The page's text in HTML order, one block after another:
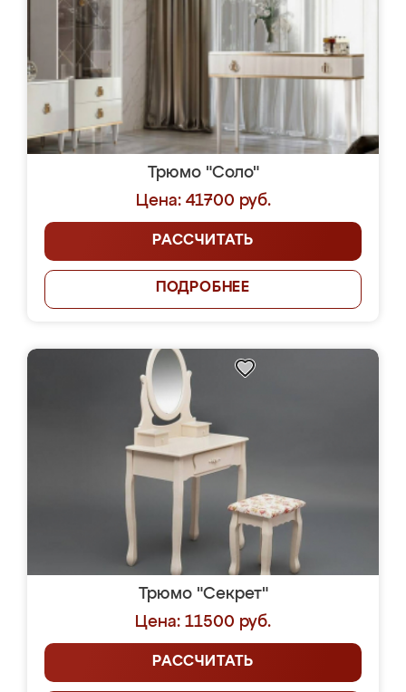
Трюмо "Соло"
Цена: 41700 руб.
РАССЧИТАТЬ
ПОДРОБНЕЕ
Трюмо "Секрет"
Цена: 11500 руб.
РАССЧИТАТЬ